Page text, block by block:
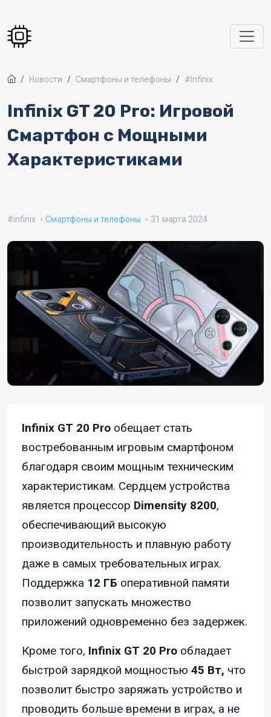
Новости Смартфоны и телефоны #Infinix
Infinix GT 20 Pro: Игровой
Смартфон с Мощными
Характеристиками
infinix Смартфоны и телефоны 31 марта 2024
Infinix GT 20 Pro обещает стать
востребованным игровым смартфоном
благодаря своим мощным техническим
характеристикам. Сердцем устройства
является процессор Dimensity 8200,
обеспечивающий высокую
производительность и плавную работу
даже в самых требовательных играх.
Поддержка 12 ГБ оперативной памяти
позволит запускать множество
приложений одновременно без задержек.
Кроме того, Infinix GT 20 Pro обладает
быстрой зарядкой мощностью 45 Вт, что
позволит быстро заряжать устройство и
проводить больше времени в играх, а не